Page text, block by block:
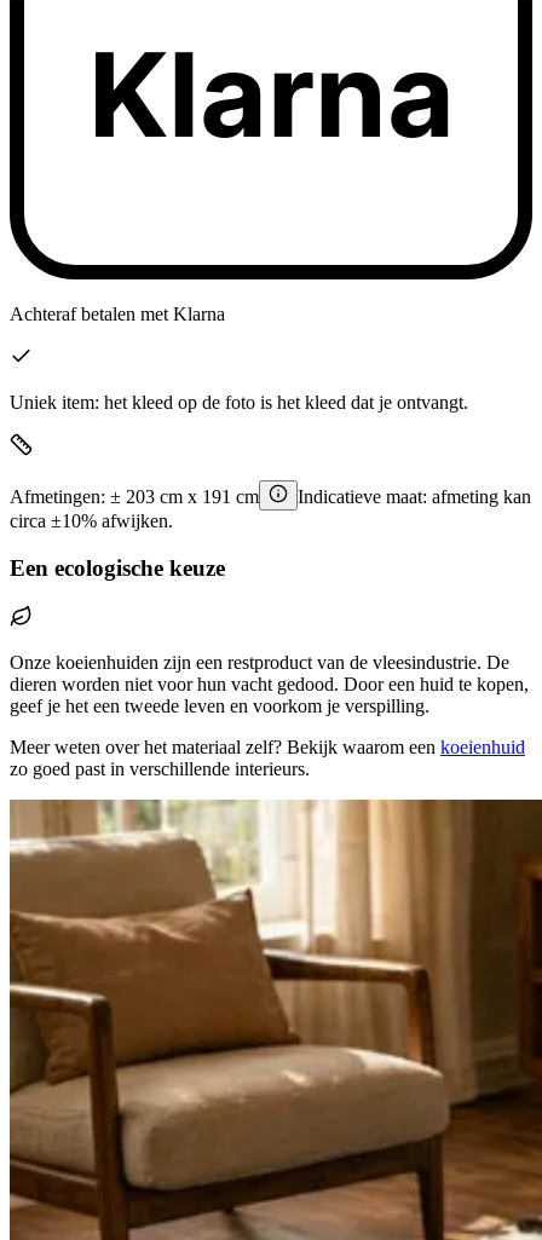
Klarna
Achteraf betalen met Klarna
Uniek item: het kleed op de foto is het kleed dat je ontvangt.
Afmetingen: ± 203 cm x 191 cm
Indicatieve maat: afmeting kan
circa ±10% afwijken.
Een ecologische keuze
Onze koeienhuiden zijn een restproduct van de vleesindustrie. De
dieren worden niet voor hun vacht gedood. Door een huid te kopen,
geef je het een tweede leven en voorkom je verspilling.
Meer weten over het materiaal zelf? Bekijk waarom een koeienhuid
zo goed past in verschillende interieurs.